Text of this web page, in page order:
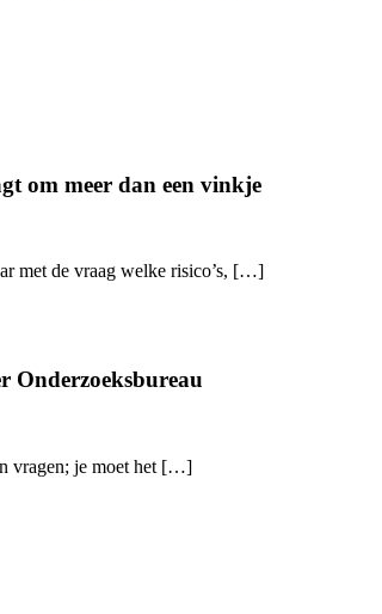
om meer dan een vinkje
met de vraag welke risico’s, […]
Onderzoeksbureau
vragen; je moet het […]